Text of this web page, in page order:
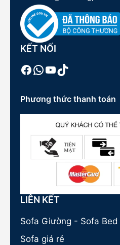
KẾT NỐI
Facebook
WhatsApp
Youtube
TikTok
Phương thức thanh toán
LIÊN KẾT
Sofa Giường - Sofa Bed
Sofa giá rẻ